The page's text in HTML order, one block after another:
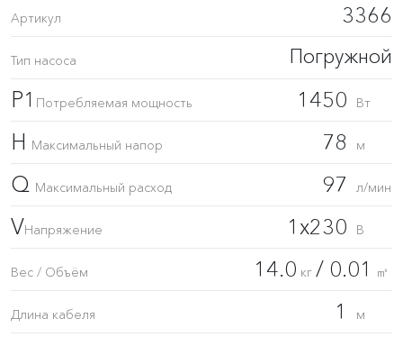
Артикул 3366
Тип насоса Погружной
P1 Потребляемая мощность 1450 Вт
H Максимальный напор 78 м
Q Максимальный расход 97 л/мин
VНапряжение 1x230 В
Вес / Объём 14.0 кг / 0.01 ㎥
Длина кабеля 1 м